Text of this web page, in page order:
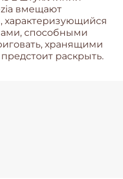
вмещают
характеризующийся
способными
хранящими
раскрыть.